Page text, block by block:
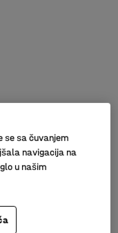
se sa čuvanjem
navigacija na
u našim